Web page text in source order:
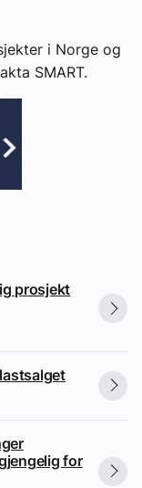
i Norge og
SMART.
prosjekt
for